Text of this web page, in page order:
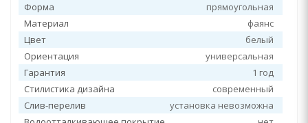
Форма
прямоугольная
Материал
фаянс
Цвет
белый
Ориентация
универсальная
Гарантия
1 год
Стилистика дизайна
современный
Слив-перелив
установка невозможна